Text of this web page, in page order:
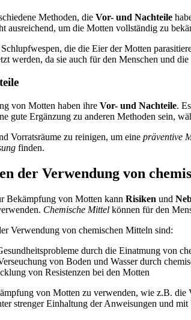
Methoden, die Vor- und Nachteile
ausreichend, um die Motten vollständig zu
die die Eier der Motten
werden, da sie auch für den Menschen und
von Motten haben ihre Vor- und Nachteile.
gute Ergänzung zu anderen Methoden sein,
Vorratsräume zu reinigen, um eine präventive
finden.
der Verwendung von
Bekämpfung von Motten kann Risiken und
Chemische Mittel können für den
Verwendung von chemischen Mitteln sind:
durch die Einatmung von
von Boden und Wasser durch
von Resistenzen bei den Motten
von Motten zu verwenden, wie z.B.
strenger Einhaltung der Anweisungen und mit